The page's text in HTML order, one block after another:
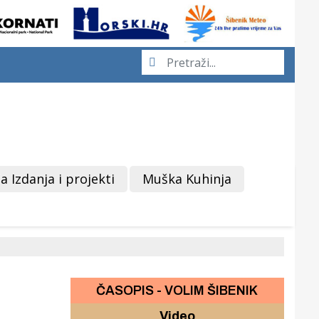
Izdanja i projekti
Muška Kuhinja
ČASOPIS - VOLIM ŠIBENIK
Video